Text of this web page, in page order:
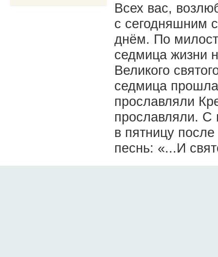
Всех вас,
с сегодняшним
днём. По
седмица жизни
Великого
седмица
прославляли
прославляли. С
в пятницу
песнь: «...И